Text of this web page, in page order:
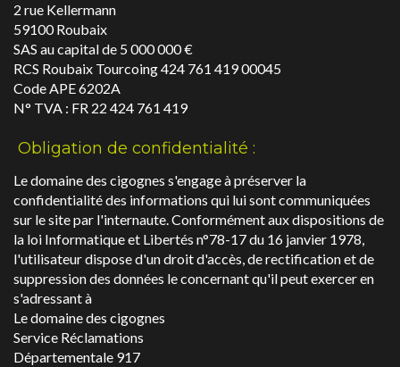
2 rue Kellermann
59100 Roubaix
SAS au capital de 5 000 000 €
RCS Roubaix Tourcoing 424 761 419 00045
Code APE 6202A
N° TVA : FR 22 424 761 419
Obligation de confidentialité :
Le domaine des cigognes s'engage à préserver la
confidentialité des informations qui lui sont communiquées
sur le site par l'internaute. Conformément aux dispositions de
la loi Informatique et Libertés n°78-17 du 16 janvier 1978,
l'utilisateur dispose d'un droit d'accès, de rectification et de
suppression des données le concernant qu'il peut exercer en
s'adressant à
Le domaine des cigognes
Service Réclamations
Départementale 917